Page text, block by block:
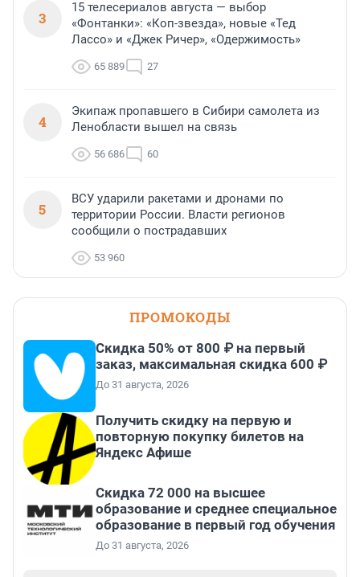
3
15 телесериалов августа — выбор
«Фонтанки»: «Коп-звезда», новые «Тед
Лассо» и «Джек Ричер», «Одержимость»
65 889 27
4
Экипаж пропавшего в Сибири самолета из
Ленобласти вышел на связь
56 686 60
5
ВСУ ударили ракетами и дронами по
территории России. Власти регионов
сообщили о пострадавших
53 960
ПРОМОКОДЫ
Скидка 50% от 800 ₽ на первый
заказ, максимальная скидка 600 ₽
До 31 августа, 2026
Получить скидку на первую и
повторную покупку билетов на
Яндекс Афише
Скидка 72 000 на высшее
образование и среднее специальное
образование в первый год обучения
До 31 августа, 2026